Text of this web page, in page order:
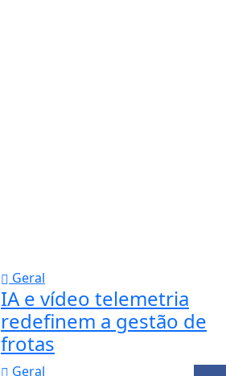
Geral
IA e vídeo telemetria
redefinem a gestão de
frotas
Geral